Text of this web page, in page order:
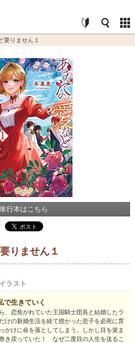
要りません１
単行本はこちら
りません１
ラスト
で生きていく
、恋焦がれていた王国騎士団長と結婚したラ
けの新婚生活を経て授かった息子を必死に育
かけに命を落としてしまう。しかし目を覚ま
き戻っていた！ なぜ二度目の人生を送るこ